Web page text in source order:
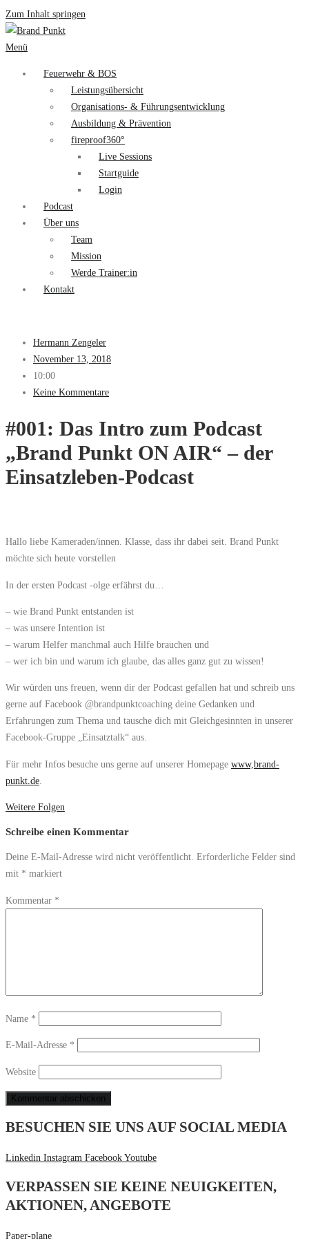
Zum Inhalt springen
Menü
Feuerwehr & BOS
Leistungsübersicht
Organisations- & Führungsentwicklung
Ausbildung & Prävention
fireproof360°
Live Sessions
Startguide
Login
Podcast
Über uns
Team
Mission
Werde Trainer:in
Kontakt
Hermann Zengeler
November 13, 2018
10:00
Keine Kommentare
#001: Das Intro zum Podcast
„Brand Punkt ON AIR“ – der
Einsatzleben-Podcast
Hallo liebe Kameraden/innen. Klasse, dass ihr dabei seit. Brand Punkt
möchte sich heute vorstellen
In der ersten Podcast -olge erfährst du…
– wie Brand Punkt entstanden ist
– was unsere Intention ist
– warum Helfer manchmal auch Hilfe brauchen und
– wer ich bin und warum ich glaube, das alles ganz gut zu wissen!
Wir würden uns freuen, wenn dir der Podcast gefallen hat und schreib uns
gerne auf Facebook @brandpunktcoaching deine Gedanken und
Erfahrungen zum Thema und tausche dich mit Gleichgesinnten in unserer
Facebook-Gruppe „Einsatztalk“ aus.
Für mehr Infos besuche uns gerne auf unserer Homepage www,brand-
punkt.de
Weitere Folgen
Schreibe einen Kommentar
Deine E-Mail-Adresse wird nicht veröffentlicht. Erforderliche Felder sind
mit * markiert
Kommentar *
Name *
E-Mail-Adresse *
Website
BESUCHEN SIE UNS AUF SOCIAL MEDIA
Linkedin Instagram FacebookYoutube
VERPASSEN SIE KEINE NEUIGKEITEN,
AKTIONEN, ANGEBOTE
Paper-plane